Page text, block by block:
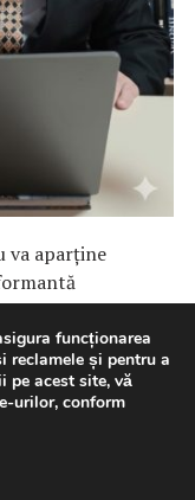
va aparține
7 din 10
funcționarea
reclamele și pentru a
pe acest site, vă
urilor, conform